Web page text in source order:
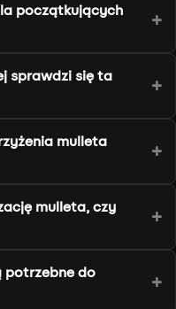
początkujących
sprawdzi się ta
mulleta
mulleta, czy
potrzebne do